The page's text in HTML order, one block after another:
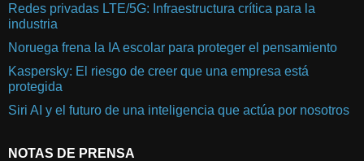
Redes privadas LTE/5G: Infraestructura crítica para la
industria
Noruega frena la IA escolar para proteger el pensamiento
Kaspersky: El riesgo de creer que una empresa está
protegida
Siri AI y el futuro de una inteligencia que actúa por nosotros
NOTAS DE PRENSA